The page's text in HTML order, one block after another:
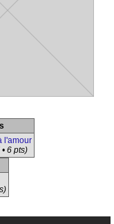
l'amour
6 pts)